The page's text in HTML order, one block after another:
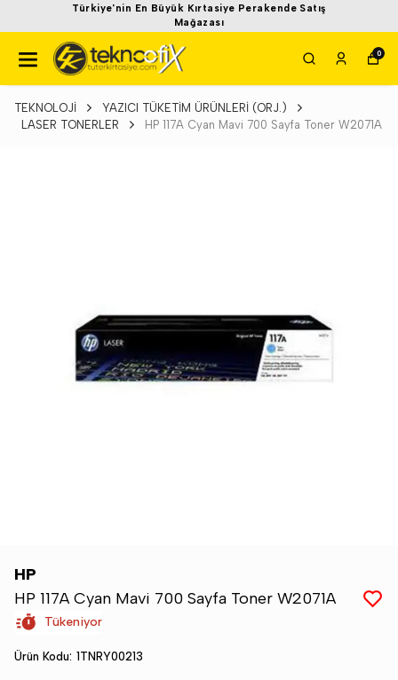
Türkiye'nin En Büyük Kırtasiye Perakende Satış
Mağazası
0
TEKNOLOJİ
YAZICI TÜKETİM ÜRÜNLERİ (ORJ.)
LASER TONERLER
HP 117A Cyan Mavi 700 Sayfa Toner W2071A
HP
HP 117A Cyan Mavi 700 Sayfa Toner W2071A
Tükeniyor
Ürün Kodu: 1TNRY00213